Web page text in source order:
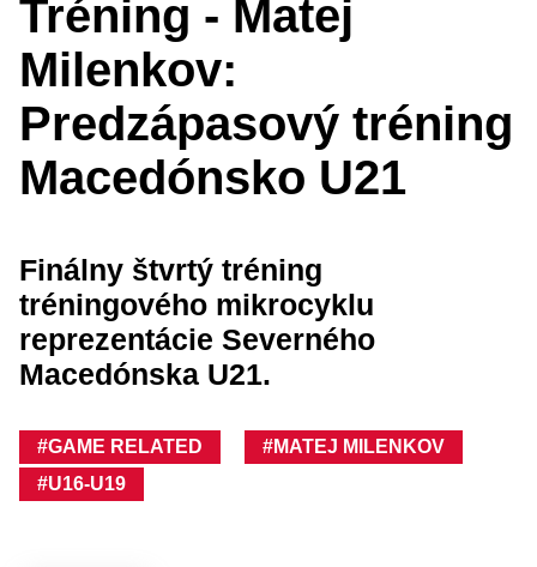
Tréning - Matej
Milenkov:
Predzápasový tréning
Macedónsko U21
Finálny štvrtý tréning
tréningového mikrocyklu
reprezentácie Severného
Macedónska U21.
#GAME RELATED
#MATEJ MILENKOV
#U16-U19